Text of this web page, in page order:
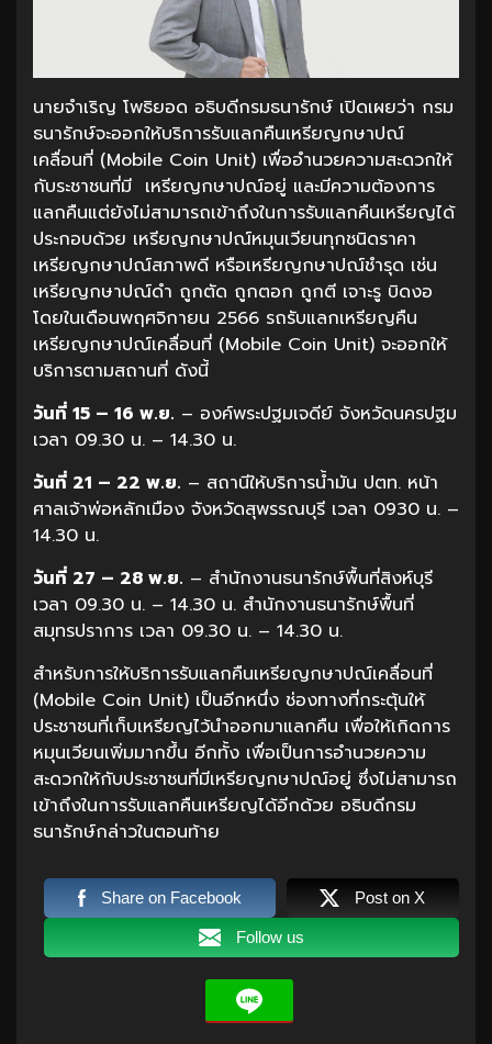
นายจำเริญ โพธิยอด อธิบดีกรมธนารักษ์ เปิดเผยว่า กรม
ธนารักษ์จะออกให้บริการรับแลกคืนเหรียญกษาปณ์
เคลื่อนที่ (Mobile Coin Unit) เพื่ออำนวยความสะดวกให้
กับระชาชนที่มี เหรียญกษาปณ์อยู่ และมีความต้องการ
แลกคืนแต่ยังไม่สามารถเข้าถึงในการรับแลกคืนเหรียญได้
ประกอบด้วย เหรียญกษาปณ์หมุนเวียนทุกชนิดราคา
เหรียญกษาปณ์สภาพดี หรือเหรียญกษาปณ์ชำรุด เช่น
เหรียญกษาปณ์ดำ ถูกตัด ถูกตอก ถูกตี เจาะรู บิดงอ
โดยในเดือนพฤศจิกายน 2566 รถรับแลกเหรียญคืน
เหรียญกษาปณ์เคลื่อนที่ (Mobile Coin Unit) จะออกให้
บริการตามสถานที่ ดังนี้
วันที่ 15 – 16 พ.ย. – องค์พระปฐมเจดีย์ จังหวัดนครปฐม
เวลา 09.30 น. – 14.30 น.
วันที่ 21 – 22 พ.ย. – สถานีให้บริการน้ำมัน ปตท. หน้า
ศาลเจ้าพ่อหลักเมือง จังหวัดสุพรรณบุรี เวลา 0930 น. –
14.30 น.
วันที่ 27 – 28 พ.ย. – สำนักงานธนารักษ์พื้นที่สิงห์บุรี
เวลา 09.30 น. – 14.30 น. สำนักงานธนารักษ์พื้นที่
สมุทรปราการ เวลา 09.30 น. – 14.30 น.
สำหรับการให้บริการรับแลกคืนเหรียญกษาปณ์เคลื่อนที่
(Mobile Coin Unit) เป็นอีกหนึ่ง ช่องทางที่กระตุ้นให้
ประชาชนที่เก็บเหรียญไว้นำออกมาแลกคืน เพื่อให้เกิดการ
หมุนเวียนเพิ่มมากขึ้น อีกทั้ง เพื่อเป็นการอำนวยความ
สะดวกให้กับประชาชนที่มีเหรียญกษาปณ์อยู่ ซึ่งไม่สามารถ
เข้าถึงในการรับแลกคืนเหรียญได้อีกด้วย อธิบดีกรม
ธนารักษ์กล่าวในตอนท้าย
Share on Facebook Post on X
Follow us